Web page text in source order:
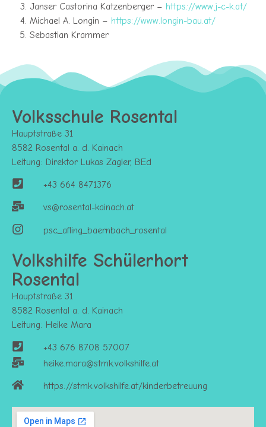
Janser Castorina Katzenberger – https://www.j-c-k.at/
Michael A. Longin – https://www.longin-bau.at/
Sebastian Krammer
Volksschule Rosental
Hauptstraße 31
8582 Rosental a. d. Kainach
Leitung: Direktor Lukas Zagler, BEd
+43 664 8471376
vs@rosental-kainach.at
psc_afling_baernbach_rosental
Volkshilfe Schülerhort
Rosental
Hauptstraße 31
8582 Rosental a. d. Kainach
Leitung: Heike Mara
+43 676 8708 57007
heike.mara@stmk.volkshilfe.at
https://stmk.volkshilfe.at/kinderbetreuung